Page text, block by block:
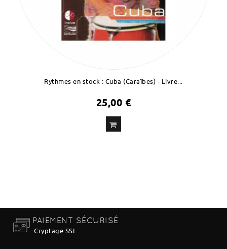
Rythmes en stock : Cuba (Caraïbes) - Livre...
25,00 €
PAIEMENT SÉCURISÉ
Cryptage SSL